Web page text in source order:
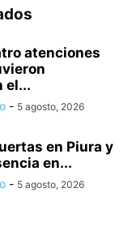
atenciones
el...
- 5 agosto, 2026
en Piura y
en...
- 5 agosto, 2026